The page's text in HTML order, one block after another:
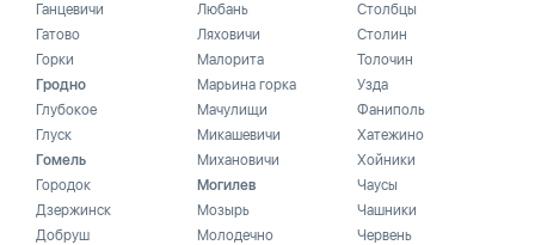
Ганцевичи
Гатово
Горки
Гродно
Глубокое
Глуск
Гомель
Городок
Дзержинск
Добруш
Любань
Ляховичи
Малорита
Марьина горка
Мачулищи
Микашевичи
Михановичи
Могилев
Мозырь
Молодечно
Столбцы
Столин
Толочин
Узда
Фаниполь
Хатежино
Хойники
Чаусы
Чашники
Червень